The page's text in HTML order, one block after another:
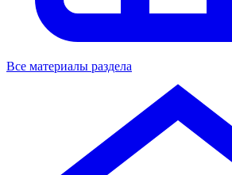
Все материалы раздела